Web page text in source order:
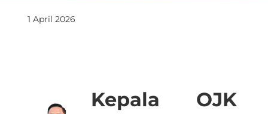
Karir
1 April 2026
Kepala OJK